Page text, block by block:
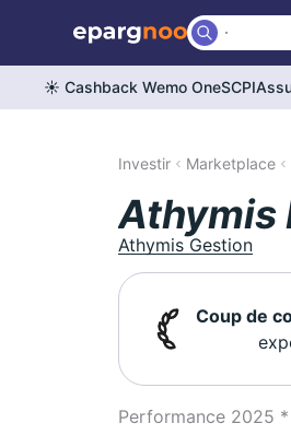
☀️ Cashback Wemo OneSCPI
Investir Marketplace
Athymis
Athymis Gestion
Coup de
Performance 2025 *